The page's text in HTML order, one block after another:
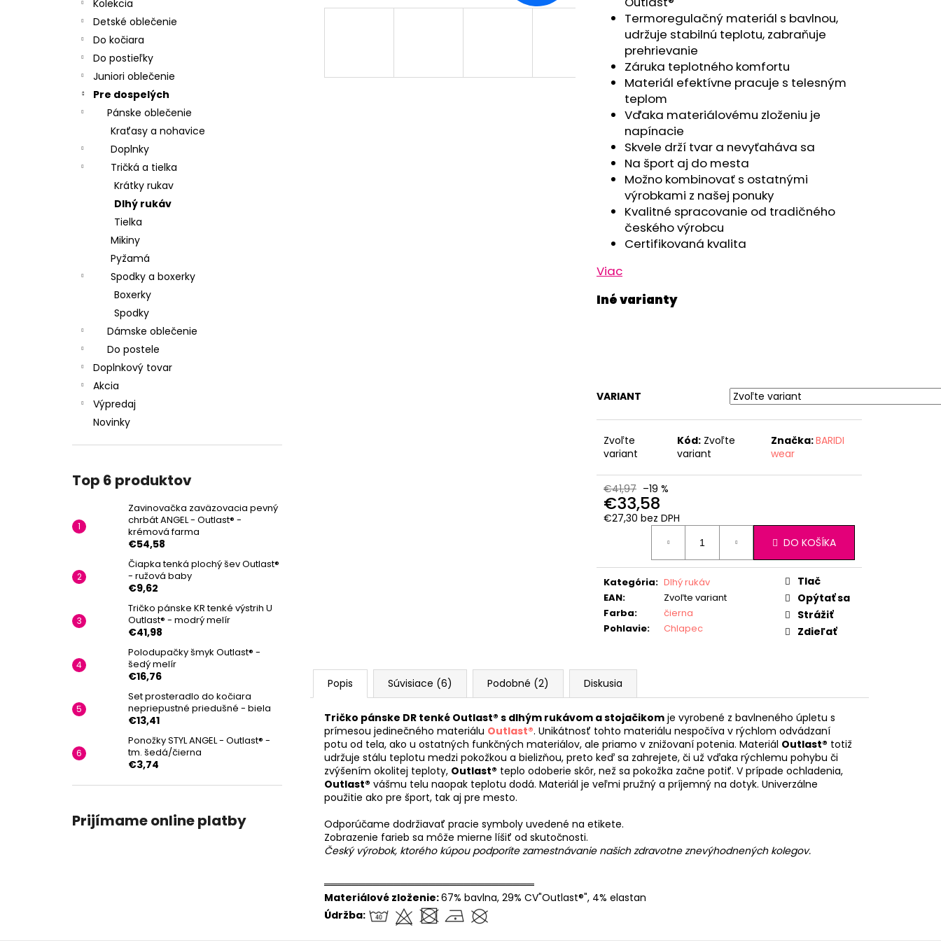
Kolekcia
Detské oblečenie
Do kočiara
Do postieľky
Juniori oblečenie
Pre dospelých
Pánske oblečenie
Kraťasy a nohavice
Doplnky
Tričká a tielka
Krátky rukav
Dlhý rukáv
Tielka
Mikiny
Pyžamá
Spodky a boxerky
Boxerky
Spodky
Dámske oblečenie
Do postele
Doplnkový tovar
Akcia
Výpredaj
Novinky
Top 6 produktov
Zavinovačka zaväzovacia pevný
chrbát ANGEL - Outlast® -
krémová farma
€54,58
Čiapka tenká plochý šev Outlast®
- ružová baby
€9,62
Tričko pánske KR tenké výstrih U
Outlast® - modrý melír
€41,98
Polodupačky šmyk Outlast® -
šedý melír
€16,76
Set prosteradlo do kočiara
nepriepustné priedušné - biela
€13,41
Ponožky STYL ANGEL - Outlast® -
tm. šedá/čierna
€3,74
Prijímame online platby
Termoregulačný materiál s bavlnou,
udržuje stabilnú teplotu, zabraňuje
prehrievanie
Záruka teplotného komfortu
Materiál efektívne pracuje s telesným
teplom
Vďaka materiálovému zloženiu je
napínacie
Skvele drží tvar a nevyťaháva sa
Na šport aj do mesta
Možno kombinovať s ostatnými
výrobkami z našej ponuky
Kvalitné spracovanie od tradičného
českého výrobcu
Certifikovaná kvalita
Viac
VARIANT
Zvoľte
variant
Kód: Zvoľte
variant
Značka:BARIDI
wear
€41,97 –19 %
€33,58
€27,30 bez DPH
DO KOŠÍKA
Kategória: Dlhý rukáv
EAN:
Zvoľte variant
Farba:
čierna
Pohlavie: Chlapec
Tlač
Opýtať sa
Strážiť
Zdieľať
Popis Súvisiace (6) Podobné (2) Diskusia
Tričko pánske DR tenké Outlast® s dlhým rukávom a stojačikom je vyrobené z bavlneného úpletu s
prímesou jedinečného materiálu Outlast®. Unikátnosť tohto materiálu nespočíva v rýchlom odvádzaní
potu od tela, ako u ostatných funkčných materiálov, ale priamo v znižovaní potenia. Materiál Outlast® totiž
udržuje stálu teplotu medzi pokožkou a bielizňou, preto keď sa zahrejete, či už vďaka rýchlemu pohybu či
zvýšením okolitej teploty, Outlast® teplo odoberie skôr, než sa pokožka začne potiť. V prípade ochladenia,
Outlast® vášmu telu naopak teplotu dodá. Materiál je veľmi pružný a príjemný na dotyk. Univerzálne
použitie ako pre šport, tak aj pre mesto.
Odporúčame dodržiavať pracie symboly uvedené na etikete.
Zobrazenie farieb sa môže mierne líšiť od skutočnosti.
Český výrobok, ktorého kúpou podporíte zamestnávanie našich zdravotne znevýhodnených kolegov.
══════════════════════════════
Materiálové zloženie:67% bavlna, 29% CV"Outlast®", 4% elastan
Údržba:
€54,58